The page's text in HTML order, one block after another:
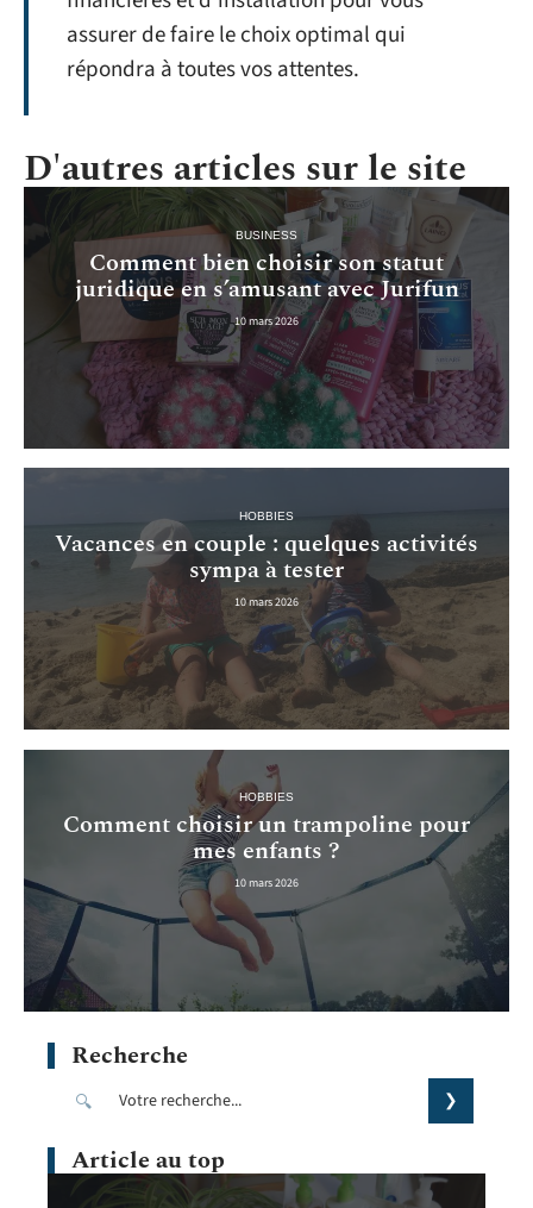
assurer de faire le choix optimal qui
répondra à toutes vos attentes.
D'autres articles sur le site
BUSINESS
Comment bien choisir son statut
juridique en s’amusant avec Jurifun
10 mars 2026
HOBBIES
Vacances en couple : quelques activités
sympa à tester
10 mars 2026
HOBBIES
Comment choisir un trampoline pour
mes enfants ?
10 mars 2026
Recherche
Article au top